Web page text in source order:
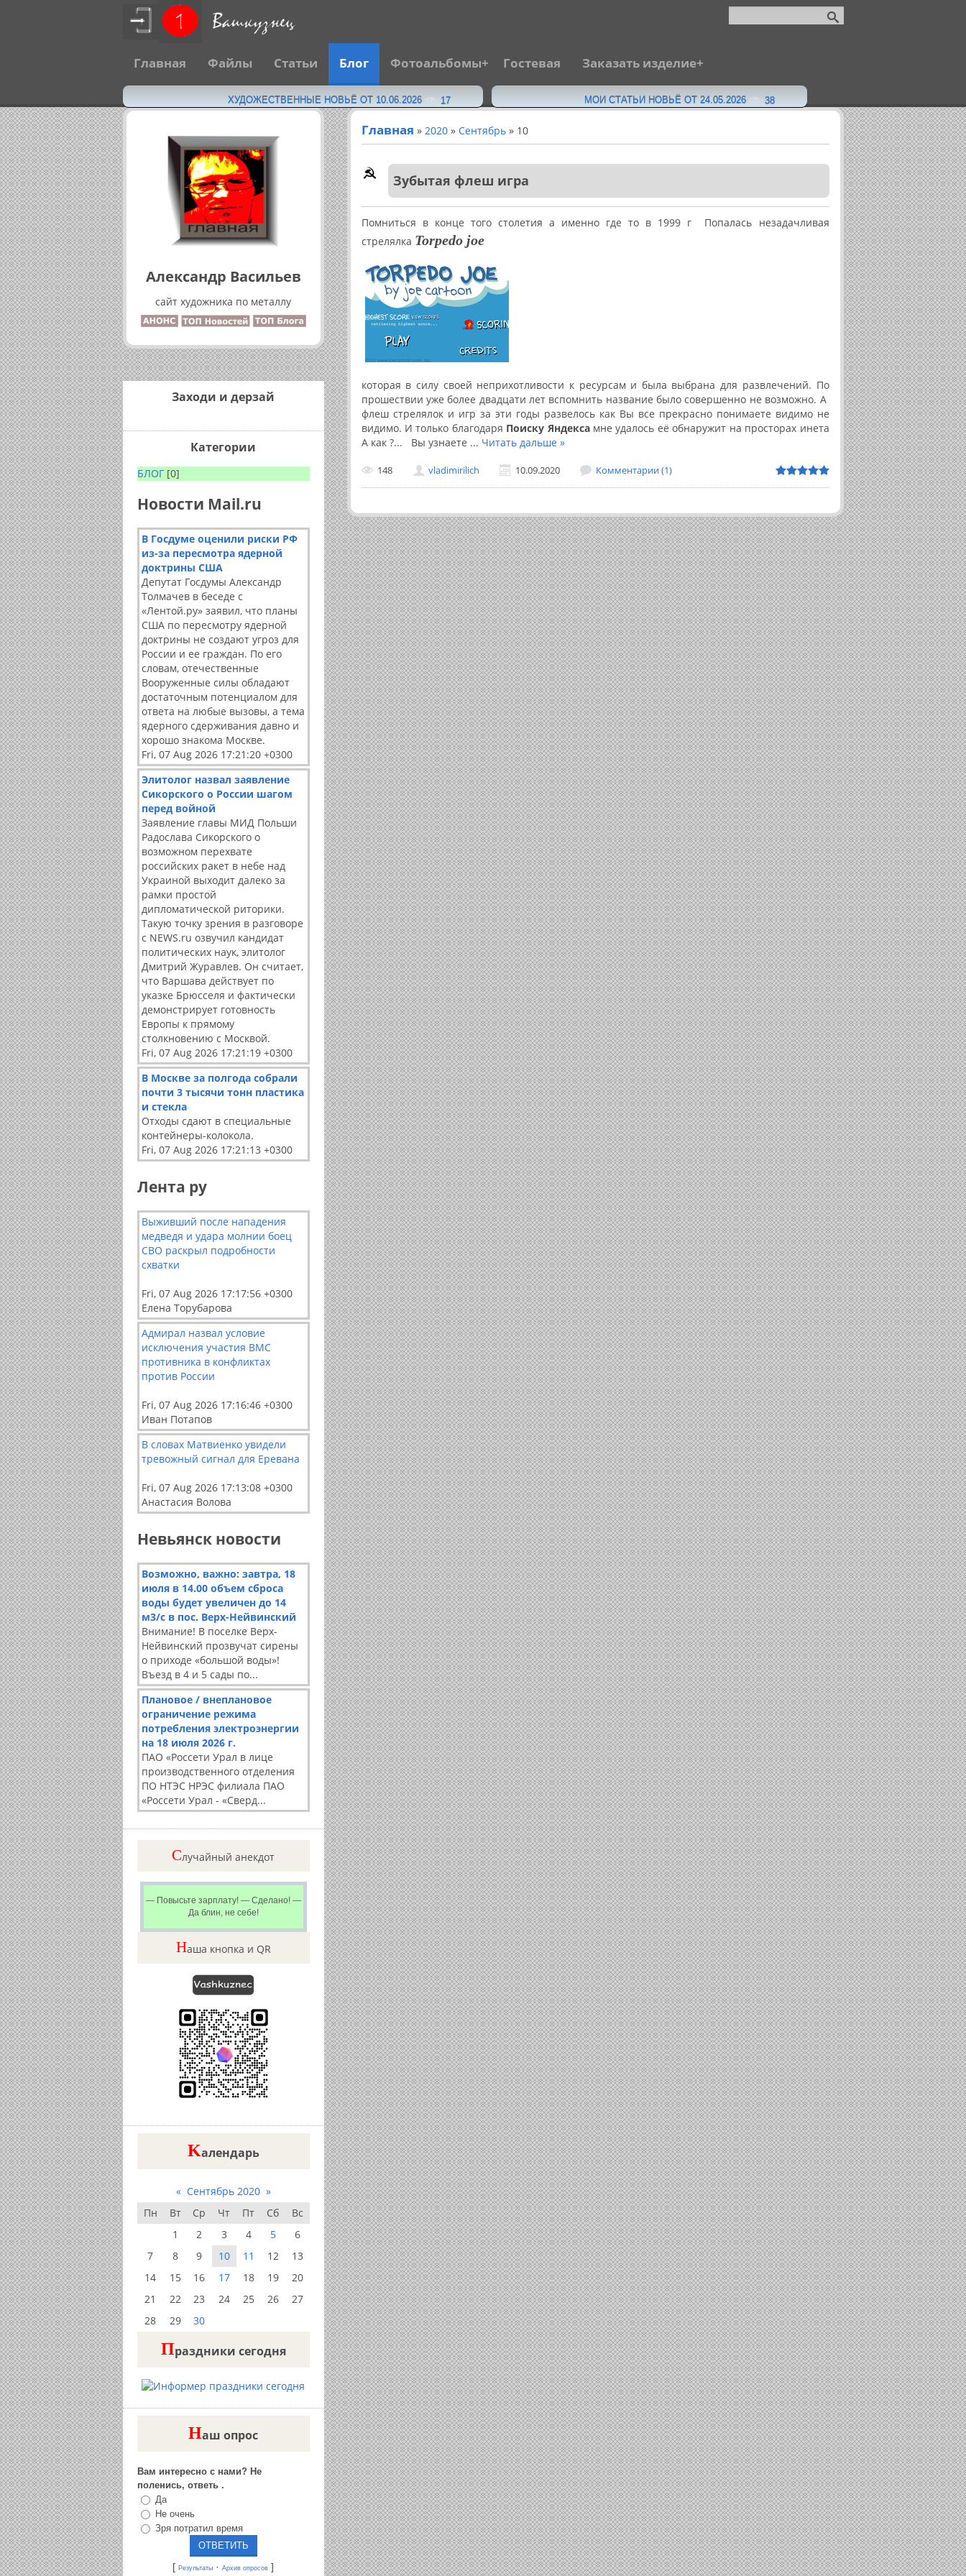
Главная Файлы Статьи Блог Фотоальбомы Гостевая Заказать изделие
ХУДОЖЕСТВЕННЫЕ НОВЬЁ ОТ 10.06.2026 17 · МОИ СТАТЬИ НОВЬЁ ОТ 24.05.2026 38
Александр Васильев
сайт художника по металлу
Главная » 2020 » Сентябрь » 10
Зубытая флеш игра
Помниться в конце того столетия а именно где то в 1999 г Попалась незадачливая
стрелялка Torpedo joe
которая в силу своей неприхотливости к ресурсам и была выбрана для развлечений. По
прошествии уже более двадцати лет вспомнить название было совершенно не возможно. А
флеш стрелялок и игр за эти годы развелось как Вы все прекрасно понимаете видимо не
видимо. И только благодаря Поиску Яндексамне удалось её обнаружит на просторах инета
А как ?... Вы узнаете ... Читать дальше »
148 vladimirilich 10.09.2020 Комментарии (1)
Заходи и дерзай
Категории
БЛОГ [0]
Новости Mail.ru
В Госдуме оценили риски РФ
из-за пересмотра ядерной
доктрины США
Депутат Госдумы Александр
Толмачев в беседе с
«Лентой.ру» заявил, что планы
США по пересмотру ядерной
доктрины не создают угроз для
России и ее граждан. По его
словам, отечественные
Вооруженные силы обладают
достаточным потенциалом для
ответа на любые вызовы, а тема
ядерного сдерживания давно и
хорошо знакома Москве.
Fri, 07 Aug 2026 17:21:20 +0300
Элитолог назвал заявление
Сикорского о России шагом
перед войной
Заявление главы МИД Польши
Радослава Сикорского о
возможном перехвате
российских ракет в небе над
Украиной выходит далеко за
рамки простой
дипломатической риторики.
Такую точку зрения в разговоре
с NEWS.ru озвучил кандидат
политических наук, элитолог
Дмитрий Журавлев. Он считает,
что Варшава действует по
указке Брюсселя и фактически
демонстрирует готовность
Европы к прямому
столкновению с Москвой.
Fri, 07 Aug 2026 17:21:19 +0300
В Москве за полгода собрали
почти 3 тысячи тонн пластика
и стекла
Отходы сдают в специальные
контейнеры-колокола.
Fri, 07 Aug 2026 17:21:13 +0300
Лента ру
Выживший после нападения
медведя и удара молнии боец
СВО раскрыл подробности
схватки
Fri, 07 Aug 2026 17:17:56 +0300
Елена Торубарова
Адмирал назвал условие
исключения участия ВМС
противника в конфликтах
против России
Fri, 07 Aug 2026 17:16:46 +0300
Иван Потапов
В словах Матвиенко увидели
тревожный сигнал для Еревана
Fri, 07 Aug 2026 17:13:08 +0300
Анастасия Волова
Невьянск новости
Возможно, важно: завтра, 18
июля в 14.00 объем сброса
воды будет увеличен до 14
м3/с в пос. Верх-Нейвинский
Внимание! В поселке Верх-
Нейвинский прозвучат сирены
о приходе «большой воды»!
Въезд в 4 и 5 сады по...
Плановое / внеплановое
ограничение режима
потребления электроэнергии
на 18 июля 2026 г.
ПАО «Россети Урал в лице
производственного отделения
ПО НТЭС НРЭС филиала ПАО
«Россети Урал - «Сверд...
Cлучайный анекдот
— Повысьте зарплату! — Сделано! —
Да блин, не себе!
Наша кнопка и QR
Kалендарь
« Сентябрь 2020 »
Пн
Вт Ср Чт Пт Сб
Вс
1
2 3 4 5
6
7
8 9 10 11 12
13
14
15 16 17 18 19
20
21
22 23 24 25 26
27
28
29 30
Праздники сегодня
Наш опрос
Вам интересно с нами? Не
поленись, ответь .
Да
Не очень
Зря потратил время
[ Результаты · Архив опросов ]